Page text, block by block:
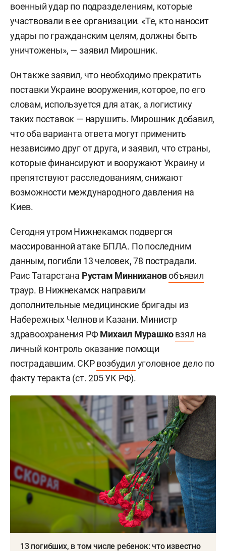
военный удар по подразделениям, которые
участвовали в ее организации. «Те, кто наносит
удары по гражданским целям, должны быть
уничтожены», — заявил Мирошник.
Он также заявил, что необходимо прекратить
поставки Украине вооружения, которое, по его
словам, используется для атак, а логистику
таких поставок — нарушить. Мирошник добавил,
что оба варианта ответа могут применить
независимо друг от друга, и заявил, что страны,
которые финансируют и вооружают Украину и
препятствуют расследованиям, снижают
возможности международного давления на
Киев.
Сегодня утром Нижнекамск подвергся
массированной атаке БПЛА. По последним
данным, погибли 13 человек, 78 пострадали.
Раис Татарстана Рустам Миннихановобъявил
траур. В Нижнекамск направили
дополнительные медицинские бригады из
Набережных Челнов и Казани. Министр
здравоохранения РФМихаил Мурашко взял на
личный контроль оказание помощи
пострадавшим. СКРвозбудил уголовное дело по
факту теракта (ст. 205 УК РФ).
13 погибших, в том числе ребенок: что известно